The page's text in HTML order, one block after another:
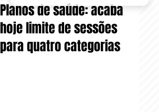
Planos de saúde: acaba
hoje limite de sessões
para quatro categorias